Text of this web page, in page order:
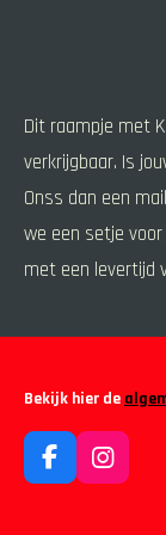
Dit raampje met
verkrijgbaar. Is
Onss dan een
we een setje voor
met een levertijd
Bekijk hier de
F
a
I
n